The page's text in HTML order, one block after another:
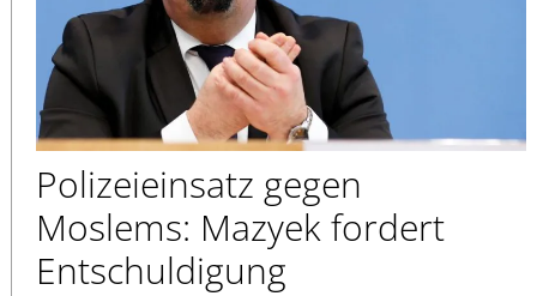
Polizeieinsatz gegen
Moslems: Mazyek fordert
Entschuldigung